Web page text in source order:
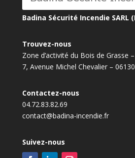
Badina Sécurité Incendie SARL
Trouvez-nous
Zone d’activité du Bois de Grasse
7, Avenue Michel Chevalier –
Contactez-nous
04.72.83.82.69
contact@badina-incendie.fr
Suivez-nous